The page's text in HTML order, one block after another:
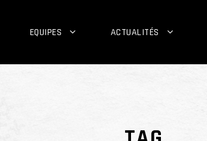
EQUIPES ACTUALITÉS